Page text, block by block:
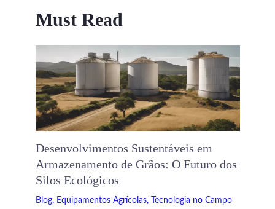
Must Read
Desenvolvimentos Sustentáveis ​​em
Armazenamento de Grãos: O Futuro dos
Silos Ecológicos
Blog, Equipamentos Agrícolas, Tecnologia no Campo